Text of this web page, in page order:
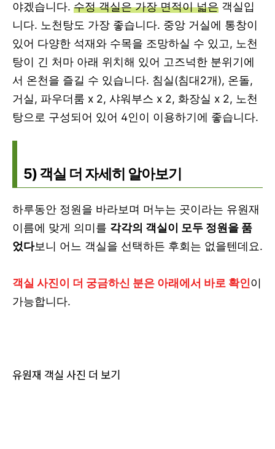
야겠습니다. 수정 객실은 가장 면적이 넓은 객실입
니다. 노천탕도 가장 좋습니다. 중앙 거실에 통창이
있어 다양한 석재와 수목을 조망하실 수 있고, 노천
탕이 긴 처마 아래 위치해 있어 고즈넉한 분위기에
서 온천을 즐길 수 있습니다. 침실(침대2개), 온돌,
거실, 파우더룸 x 2, 샤워부스 x 2, 화장실 x 2, 노천
탕으로 구성되어 있어 4인이 이용하기에 좋습니다.
5) 객실 더 자세히 알아보기
하루동안 정원을 바라보며 머누는 곳이라는 유원재
이름에 맞게 의미를 각각의 객실이 모두 정원을 품
었다보니 어느 객실을 선택하든 후회는 없을텐데요.
객실 사진이 더 궁금하신 분은 아래에서 바로 확인이
가능합니다.
유원재 객실 사진 더 보기